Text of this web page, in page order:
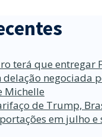
terá que entregar
delação negociada
Michelle
de Trump,
em julho